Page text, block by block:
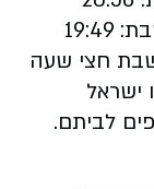
חצי שעה
ישראל
לביתם.